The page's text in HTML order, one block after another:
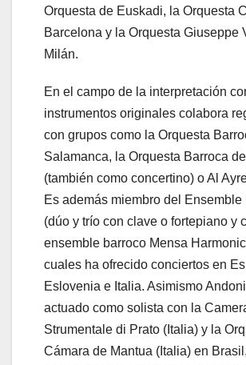
Orquesta de Euskadi, la Orquesta
Barcelona y la Orquesta Giuseppe
Milán.
En el campo de la interpretación
instrumentos originales colabora
con grupos como la Orquesta
Salamanca, la Orquesta Barroca
(también como concertino) o Al
Es además miembro del Ensemble
(dúo y trío con clave o fortepiano y
ensemble barroco Mensa
cuales ha ofrecido conciertos en
Eslovenia e Italia. Asimismo
actuado como solista con la
Strumentale di Prato (Italia) y la
Cámara de Mantua (Italia) en